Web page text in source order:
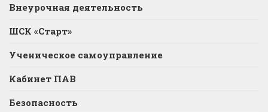
Внеурочная деятельность
ШСК «Старт»
Ученическое самоуправление
Кабинет ПАВ
Безопасность